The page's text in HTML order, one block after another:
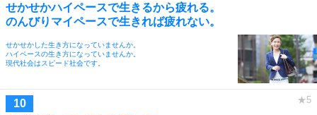
せかせかハイペースで生きるから疲れる。
のんびりマイペースで生きれば疲れない。
せかせかした生き方になっていませんか。
ハイペースの生き方になっていませんか。
現代社会はスピード社会です。